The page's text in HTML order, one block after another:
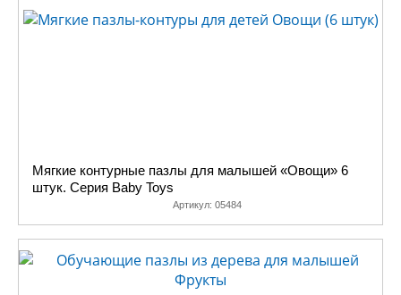
Мягкие контурные пазлы для малышей «Овощи» 6
штук. Серия Baby Toys
Артикул: 05484